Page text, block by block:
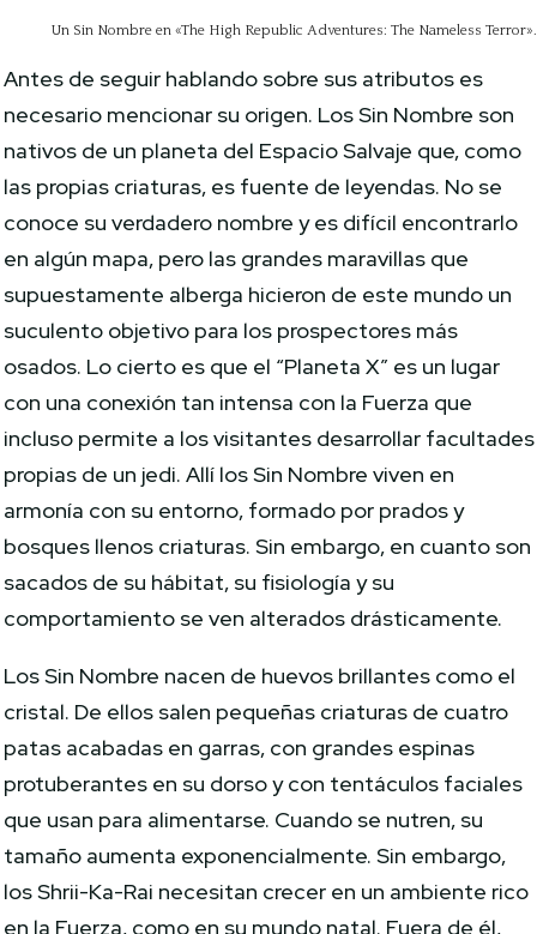
Un Sin Nombre en «The High Republic Adventures: The Nameless Terror».
Antes de seguir hablando sobre sus atributos es
necesario mencionar su origen. Los Sin Nombre son
nativos de un planeta del Espacio Salvaje que, como
las propias criaturas, es fuente de leyendas. No se
conoce su verdadero nombre y es difícil encontrarlo
en algún mapa, pero las grandes maravillas que
supuestamente alberga hicieron de este mundo un
suculento objetivo para los prospectores más
osados. Lo cierto es que el “Planeta X” es un lugar
con una conexión tan intensa con la Fuerza que
incluso permite a los visitantes desarrollar facultades
propias de un jedi. Allí los Sin Nombre viven en
armonía con su entorno, formado por prados y
bosques llenos criaturas. Sin embargo, en cuanto son
sacados de su hábitat, su fisiología y su
comportamiento se ven alterados drásticamente.
Los Sin Nombre nacen de huevos brillantes como el
cristal. De ellos salen pequeñas criaturas de cuatro
patas acabadas en garras, con grandes espinas
protuberantes en su dorso y con tentáculos faciales
que usan para alimentarse. Cuando se nutren, su
tamaño aumenta exponencialmente. Sin embargo,
los Shrii-Ka-Rai necesitan crecer en un ambiente rico
en la Fuerza, como en su mundo natal. Fuera de él,